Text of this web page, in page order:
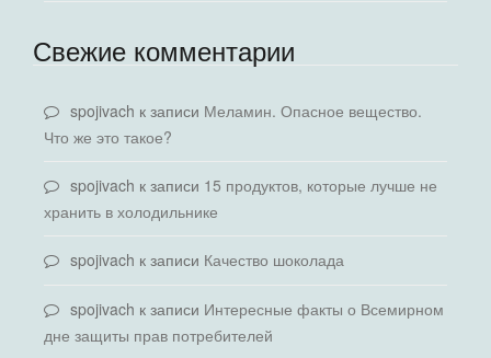
Свежие комментарии
spojivach к записи Меламин. Опасное вещество.
Что же это такое?
spojivach к записи 15 продуктов, которые лучше не
хранить в холодильнике
spojivach к записи Качество шоколада
spojivach к записи Интересные факты о Всемирном
дне защиты прав потребителей